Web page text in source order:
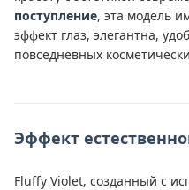
поступление, эта модель
эффект глаз, элегантна,
повседневных
Эффект
Fluffy Violet, созданный с